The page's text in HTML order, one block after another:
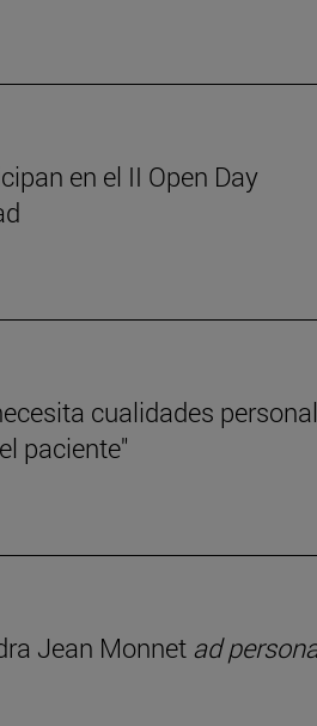
en el II Open Day
cualidades
paciente"
Jean Monnet ad